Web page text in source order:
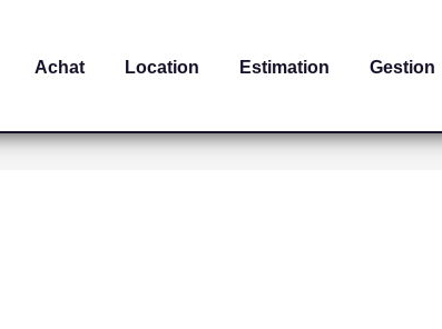
Achat Location Estimation Gestion